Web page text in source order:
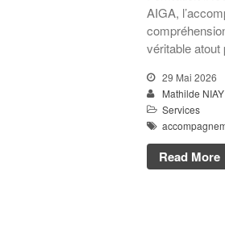
AIGA,
véritable
29 Mai 2026
Mathilde NIAY
Services
Read More